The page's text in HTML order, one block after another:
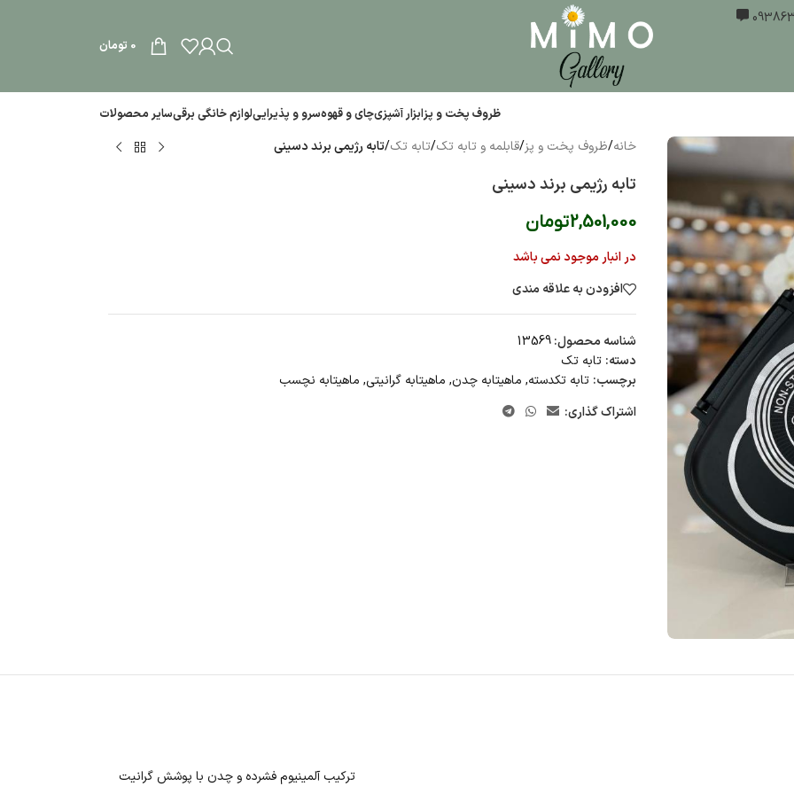
0 تومان
ظروف پخت و پزابزار آشپزیچای و قهوهسرو و پذیراییلوازم خانگی برقیسایر محصولات
خانه/ظروف پخت و پز/قابلمه و تابه تک/تابه تک/تابه رژیمی برند دسینی
تابه رژیمی برند دسینی
2,501,000تومان
در انبار موجود نمی باشد
افزودن به علاقه مندی
شناسه محصول:13569
دسته: تابه تک
برچسب: تابه تکدسته, ماهیتابه چدن, ماهیتابه گرانیتی, ماهیتابه نچسب
اشتراک گذاری:
ترکیب آلمینیوم فشرده و چدن با پوشش گرانیت